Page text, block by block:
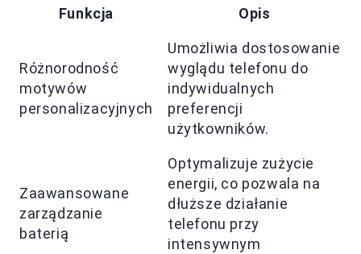
Funkcja Opis
Różnorodność
motywów
personalizacyjnych
Umożliwia dostosowanie
wyglądu telefonu do
indywidualnych
preferencji
użytkowników.
Zaawansowane
zarządzanie
baterią
Optymalizuje zużycie
energii, co pozwala na
dłuższe działanie
telefonu przy
intensywnym